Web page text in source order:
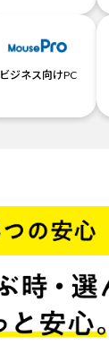
ビジネス向けPC